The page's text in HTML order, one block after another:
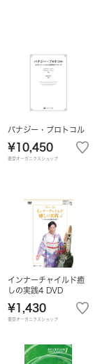
バナジー・プロトコル
¥10,450
豊受オーガニクスショップ
インナーチャイルド癒
しの実践4 DVD
¥1,430
豊受オーガニクスショップ